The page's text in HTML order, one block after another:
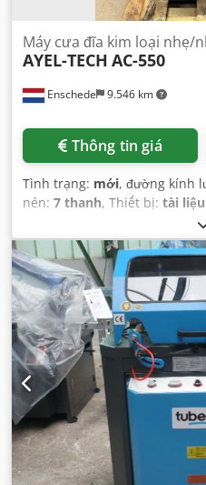
Enschede 9.546 km
Máy cưa đĩa kim loại nhẹ/
AYEL-TECH AC-550
Thông tin giá
Tình trạng: mới, đường kính
nén: 7 thanh, Thiết bị: tài